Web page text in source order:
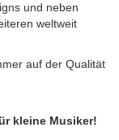
und neben
weltweit
auf der Qualität
kleine Musiker!